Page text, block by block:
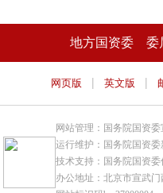
地方国资委 委
网页版 | 英文版 |
网站管理：国务院国资委
运行维护：国务院国资
技术支持：国务院国资
办公地址：北京市宣武